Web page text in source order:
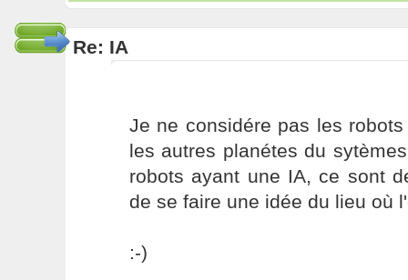
Re: IA
Je ne considére pas les
les autres planétes du
robots ayant une IA, ce sont
de se faire une idée du lieu où
:-)